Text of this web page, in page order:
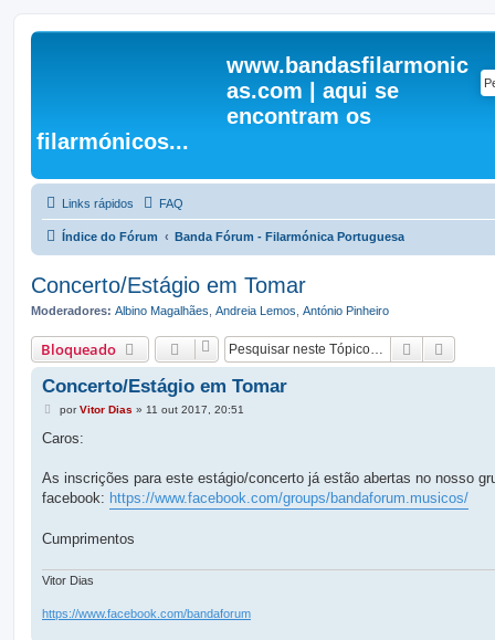
www.bandasfilarmonic
as.com | aqui se
encontram os
filarmónicos...
Links rápidos FAQ
Índice do Fórum Banda Fórum - Filarmónica Portuguesa
Concerto/Estágio em Tomar
Moderadores: Albino Magalhães Andreia Lemos António Pinheiro
Bloqueado Pesquisar
Concerto/Estágio em Tomar
M
n
g
m
porVitor Dias » 11 out 2017, 20:51
Caros:
As inscrições para este estágio/concerto já estão abertas no nosso
facebook: https://www.facebook.com/groups/bandaforum.musicos/
Cumprimentos
Vitor Dias
https://www.facebook.com/bandaforum